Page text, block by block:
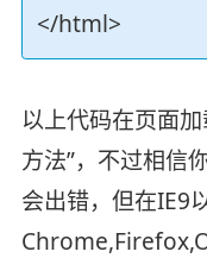
</html>
以上代码在页面
方法”，不过相信
会出错，但在IE9